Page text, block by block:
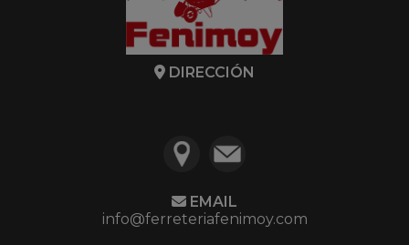
DIRECCIÓN
EMAIL
info@ferreteriafenimoy.com